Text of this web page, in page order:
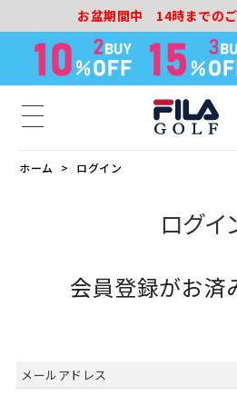
お盆期間中 14時までの
ホーム ログイン
ログイ
会員登録がお済
メールアドレス